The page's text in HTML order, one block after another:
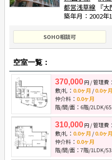
都営浅草線 『大
築年月：2002年
SOHO相談可
空室一覧：
370,000円/ 管理費
敷/礼： 0.0ヶ月 /0.0ヶ月
仲介料： 0.0ヶ月
階/間/面：6階/2LDK/
310,000円/ 管理費
敷/礼： 0.0ヶ月 /0.0ヶ月
仲介料： 0.0ヶ月
階/間/面：7階/1LDK/